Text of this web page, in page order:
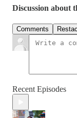
Discussion about
Comments
Recent Episodes